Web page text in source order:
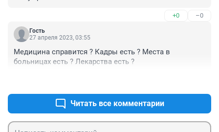
+0 –0
Гость
27 апреля 2023, 03:55
Медицина справится ? Кадры есть ? Места в
больницах есть ? Лекарства есть ?
Читать все комментарии